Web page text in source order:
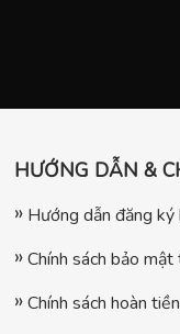
HƯỚNG DẪN &
Hướng dẫn đăng ký
Chính sách bảo
Chính sách hoàn tiền